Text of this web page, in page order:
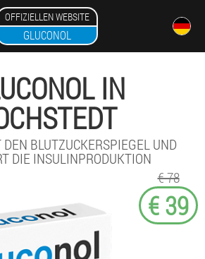
OFFIZIELLEN WEBSITE
GLUCONOL
IN
BLUTZUCKERSPIEGEL UND
DIE INSULINPRODUKTION
€ 78
€ 39